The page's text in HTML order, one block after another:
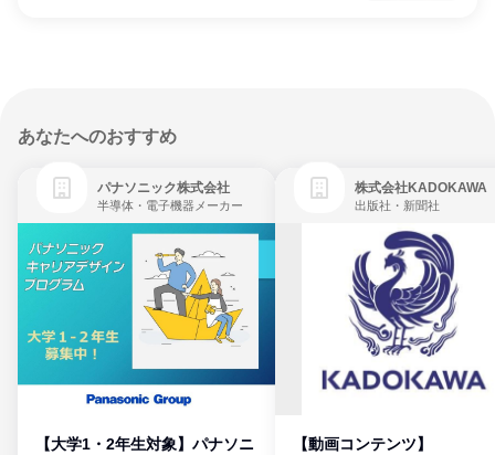
あなたへのおすすめ
パナソニック株式会社
半導体・電子機器メーカー
【大学1・2年生対象】パナソニ
株式会社KADOKAWA
出版社・新聞社
【動画コンテンツ】